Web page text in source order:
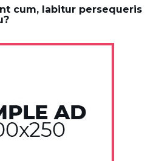
cum, labitur persequeris